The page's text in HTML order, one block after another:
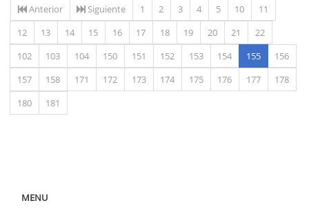
Anterior Siguiente 1 2 3 4 5 10
11
12
13 14 15 16 17 18 19 20 21
22
102
103 104 150 151 152 153 154 155(actual)
156
157
158 171 172 173 174 175 176 177
178
180
181
MENU